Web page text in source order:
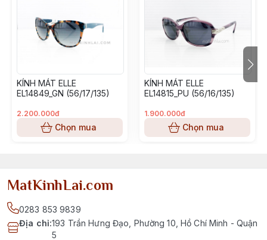
KÍNH MÁT ELLE
EL14849_GN (56/17/135)
2.200.000đ
Chọn mua
KÍNH MÁT ELLE
EL14815_PU (56/16/135)
1.900.000đ
Chọn mua
MatKinhLai.com
0283 853 9839
Địa chỉ:193 Trần Hưng Đạo, Phường 10, Hồ Chí Minh - Quận
5